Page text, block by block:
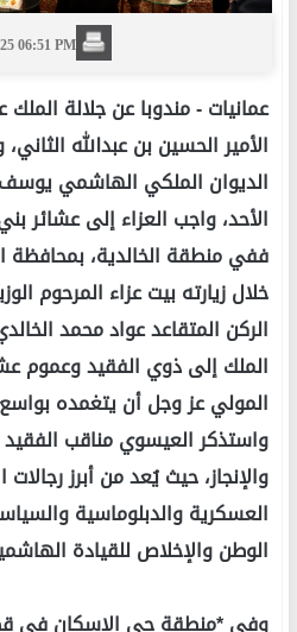
06:51 PM
عمانيات -مندوبا عن جلالة الملك
الأمير الحسين بن عبدالله
الديوان الملكي الهاشمي
الأحد، واجب العزاء إلى عشائر
ففي منطقة الخالدية، بمحافظة
خلال زيارته بيت عزاء المرحوم
الركن المتقاعد عواد محمد
الملك إلى ذوي الفقيد وعموم
المولي عز وجل أن يتغمده
واستذكر العيسوي مناقب الفقيد
والإنجاز، حيث يُعد من أبرز
العسكرية والدبلوماسية
الوطن والإخلاص للقيادة
وفي *منطقة حي الإسكان في